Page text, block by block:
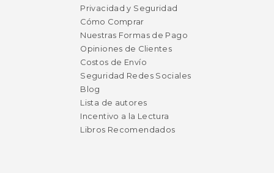
Privacidad y Seguridad
Cómo Comprar
Nuestras Formas de Pago
Opiniones de Clientes
Costos de Envío
Seguridad Redes Sociales
Blog
Lista de autores
Incentivo a la Lectura
Libros Recomendados